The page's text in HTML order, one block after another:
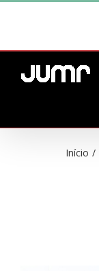
o
conteúdo
Início /